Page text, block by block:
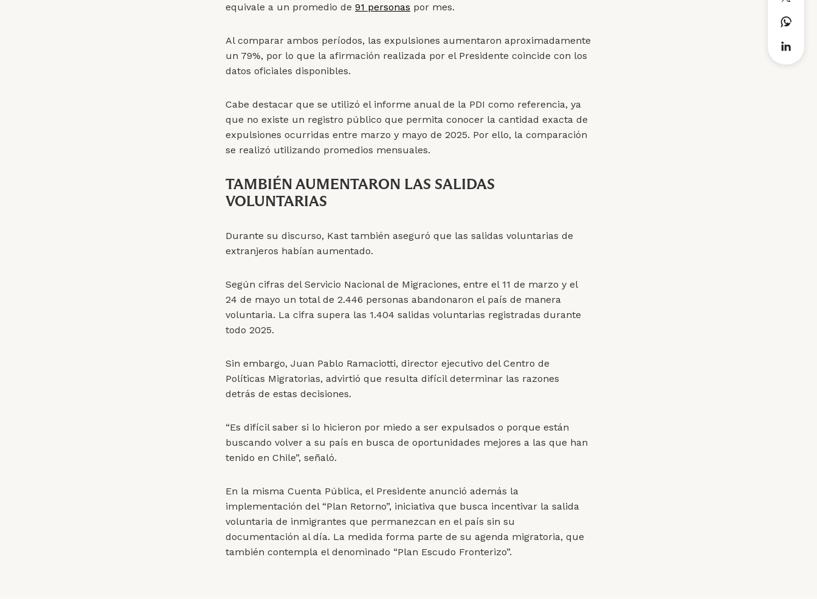
equivale a un promedio de91 personas por mes.
Al comparar ambos períodos, las expulsiones aumentaron aproximadamente
un 79%, por lo que la afirmación realizada por el Presidente coincide con los
datos oficiales disponibles.
Cabe destacar que se utilizó el informe anual de la PDI como referencia, ya
que no existe un registro público que permita conocer la cantidad exacta de
expulsiones ocurridas entre marzo y mayo de 2025. Por ello, la comparación
se realizó utilizando promedios mensuales.
TAMBIÉN AUMENTARON LAS SALIDAS
VOLUNTARIAS
Durante su discurso, Kast también aseguró que las salidas voluntarias de
extranjeros habían aumentado.
Según cifras del Servicio Nacional de Migraciones, entre el 11 de marzo y el
24 de mayo un total de 2.446 personas abandonaron el país de manera
voluntaria. La cifra supera las 1.404 salidas voluntarias registradas durante
todo 2025.
Sin embargo, Juan Pablo Ramaciotti, director ejecutivo del Centro de
Políticas Migratorias, advirtió que resulta difícil determinar las razones
detrás de estas decisiones.
“Es difícil saber si lo hicieron por miedo a ser expulsados o porque están
buscando volver a su país en busca de oportunidades mejores a las que han
tenido en Chile”, señaló.
En la misma Cuenta Pública, el Presidente anunció además la
implementación del “Plan Retorno”, iniciativa que busca incentivar la salida
voluntaria de inmigrantes que permanezcan en el país sin su
documentación al día. La medida forma parte de su agenda migratoria, que
también contempla el denominado “Plan Escudo Fronterizo”.